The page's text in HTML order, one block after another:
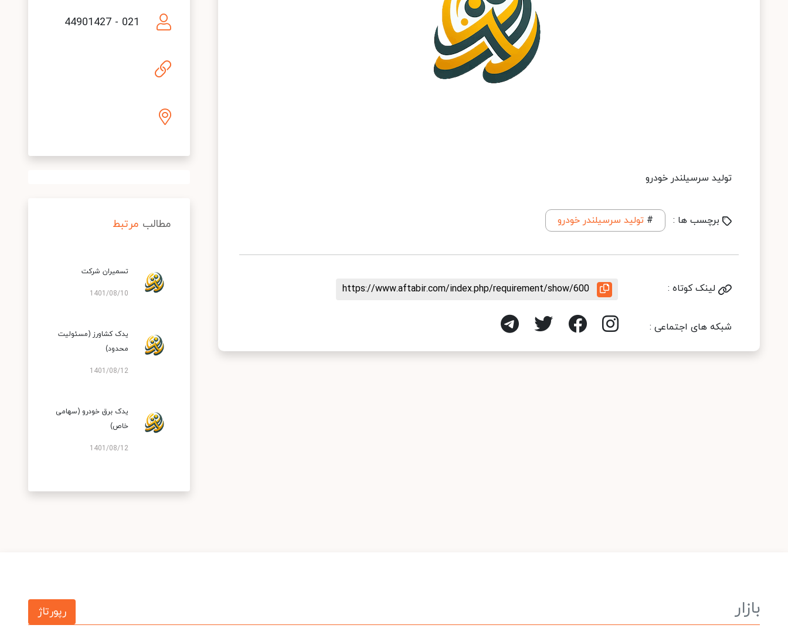
تولید سرسیلندر خودرو
برچسب ها : # تولید سرسیلندر خودرو
لینک کوتاه : https://www.aftabir.com/index.php/requirement/show/600
شبکه های اجتماعی :
021 - 44901427
مطالب مرتبط
تسمیران شرکت
1401/08/10
یدک کشاورز (مسئولیت
محدود)
1401/08/12
یدک برق خودرو (سهامی
خاص)
1401/08/12
بازار رپورتاژ